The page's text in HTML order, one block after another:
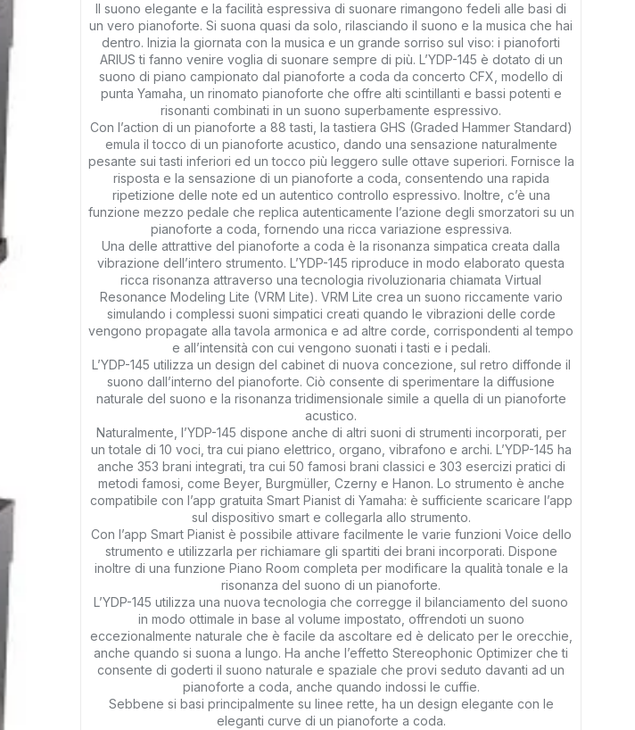
Il suono elegante e la facilità espressiva di suonare rimangono fedeli alle basi di
un vero pianoforte. Si suona quasi da solo, rilasciando il suono e la musica che hai
dentro. Inizia la giornata con la musica e un grande sorriso sul viso: i pianoforti
ARIUS ti fanno venire voglia di suonare sempre di più. L’YDP-145 è dotato di un
suono di piano campionato dal pianoforte a coda da concerto CFX, modello di
punta Yamaha, un rinomato pianoforte che offre alti scintillanti e bassi potenti e
risonanti combinati in un suono superbamente espressivo.
Con l’action di un pianoforte a 88 tasti, la tastiera GHS (Graded Hammer Standard)
emula il tocco di un pianoforte acustico, dando una sensazione naturalmente
pesante sui tasti inferiori ed un tocco più leggero sulle ottave superiori. Fornisce la
risposta e la sensazione di un pianoforte a coda, consentendo una rapida
ripetizione delle note ed un autentico controllo espressivo. Inoltre, c’è una
funzione mezzo pedale che replica autenticamente l’azione degli smorzatori su un
pianoforte a coda, fornendo una ricca variazione espressiva.
Una delle attrattive del pianoforte a coda è la risonanza simpatica creata dalla
vibrazione dell’intero strumento. L’YDP-145 riproduce in modo elaborato questa
ricca risonanza attraverso una tecnologia rivoluzionaria chiamata Virtual
Resonance Modeling Lite (VRM Lite). VRM Lite crea un suono riccamente vario
simulando i complessi suoni simpatici creati quando le vibrazioni delle corde
vengono propagate alla tavola armonica e ad altre corde, corrispondenti al tempo
e all’intensità con cui vengono suonati i tasti e i pedali.
L’YDP-145 utilizza un design del cabinet di nuova concezione, sul retro diffonde il
suono dall’interno del pianoforte. Ciò consente di sperimentare la diffusione
naturale del suono e la risonanza tridimensionale simile a quella di un pianoforte
acustico.
Naturalmente, l’YDP-145 dispone anche di altri suoni di strumenti incorporati, per
un totale di 10 voci, tra cui piano elettrico, organo, vibrafono e archi. L’YDP-145 ha
anche 353 brani integrati, tra cui 50 famosi brani classici e 303 esercizi pratici di
metodi famosi, come Beyer, Burgmüller, Czerny e Hanon. Lo strumento è anche
compatibile con l’app gratuita Smart Pianist di Yamaha: è sufficiente scaricare l’app
sul dispositivo smart e collegarla allo strumento.
Con l’app Smart Pianist è possibile attivare facilmente le varie funzioni Voice dello
strumento e utilizzarla per richiamare gli spartiti dei brani incorporati. Dispone
inoltre di una funzione Piano Room completa per modificare la qualità tonale e la
risonanza del suono di un pianoforte.
L’YDP-145 utilizza una nuova tecnologia che corregge il bilanciamento del suono
in modo ottimale in base al volume impostato, offrendoti un suono
eccezionalmente naturale che è facile da ascoltare ed è delicato per le orecchie,
anche quando si suona a lungo. Ha anche l’effetto Stereophonic Optimizer che ti
consente di goderti il suono naturale e spaziale che provi seduto davanti ad un
pianoforte a coda, anche quando indossi le cuffie.
Sebbene si basi principalmente su linee rette, ha un design elegante con le
eleganti curve di un pianoforte a coda.